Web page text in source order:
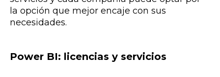
la opción que mejor encaje con sus
necesidades.
Power BI: licencias y servicios